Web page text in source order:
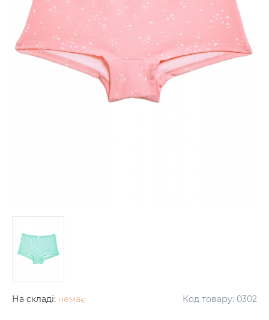
На складі: немає Код товару: 0302